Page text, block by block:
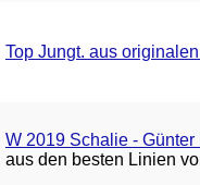
Top Jungt. aus
W 2019 Schalie - Günter
aus den besten Linien